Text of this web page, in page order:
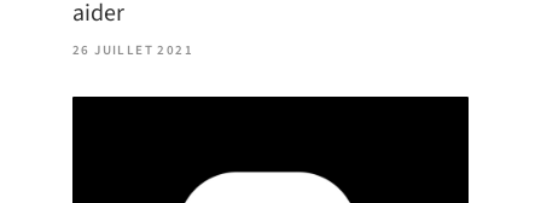
aider
26 JUILLET 2021